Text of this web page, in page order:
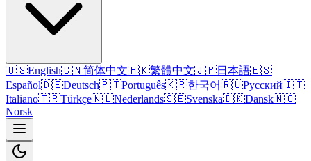
🇺🇸English🇨🇳简体中文🇭🇰繁體中文🇯🇵日本語🇪🇸
Español🇩🇪Deutsch🇵🇹Português🇰🇷한국어🇷🇺Русский🇮🇹
Italiano🇹🇷Türkçe🇳🇱Nederlands🇸🇪Svenska🇩🇰Dansk🇳🇴
Norsk